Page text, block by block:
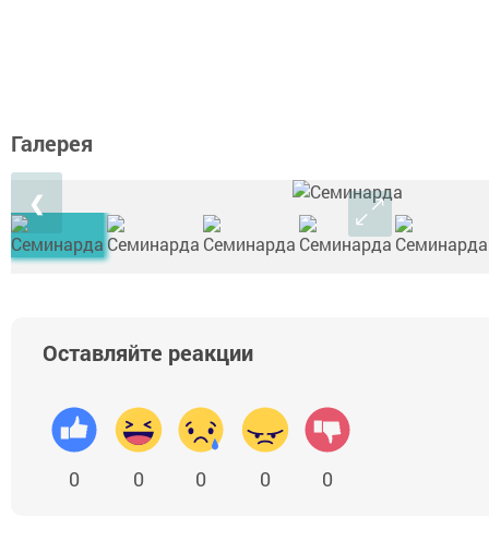
Галерея
❮
Оставляйте реакции
0 0 0 0 0